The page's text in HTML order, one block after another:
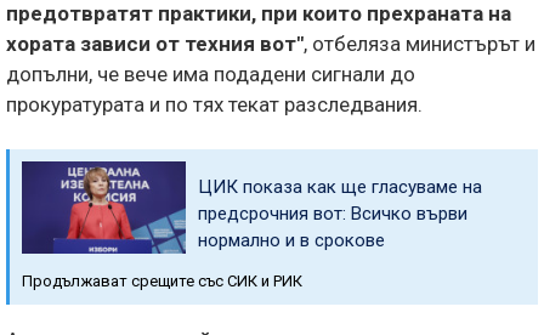
предотвратят практики, при които прехраната на
хората зависи от техния вот", отбеляза министърът и
допълни, че вече има подадени сигнали до
прокуратурата и по тях текат разследвания.
ЦИК показа как ще гласуваме на
предсрочния вот: Всичко върви
нормално и в срокове
Продължават срещите със СИК и РИК